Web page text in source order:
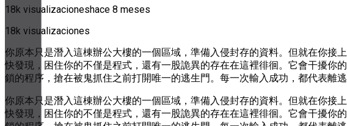
18k visualizacioneshace 8 meses
18k visualizaciones
你原本只是潛入這棟辦公大樓的一個區域，準備入侵封存的資料。但就在你
快發現，困住你的不僅是程式，還有一股詭異的存在在這裡徘徊。它會干擾
鎖的程序，搶在被鬼抓住之前打開唯一的逃生門。每一次輸入成功，都代表離
你原本只是潛入這棟辦公大樓的一個區域，準備入侵封存的資料。但就在你
快發現，困住你的不僅是程式，還有一股詭異的存在在這裡徘徊。它會干擾